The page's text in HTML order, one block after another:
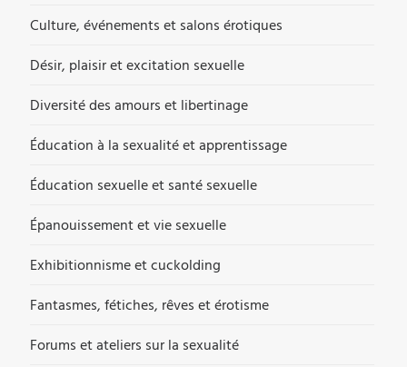
Culture, événements et salons érotiques
Désir, plaisir et excitation sexuelle
Diversité des amours et libertinage
Éducation à la sexualité et apprentissage
Éducation sexuelle et santé sexuelle
Épanouissement et vie sexuelle
Exhibitionnisme et cuckolding
Fantasmes, fétiches, rêves et érotisme
Forums et ateliers sur la sexualité